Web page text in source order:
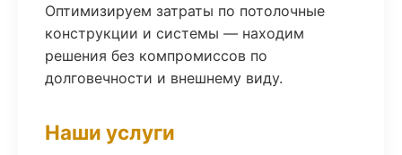
Оптимизируем затраты по потолочные
конструкции и системы — находим
решения без компромиссов по
долговечности и внешнему виду.
Наши услуги